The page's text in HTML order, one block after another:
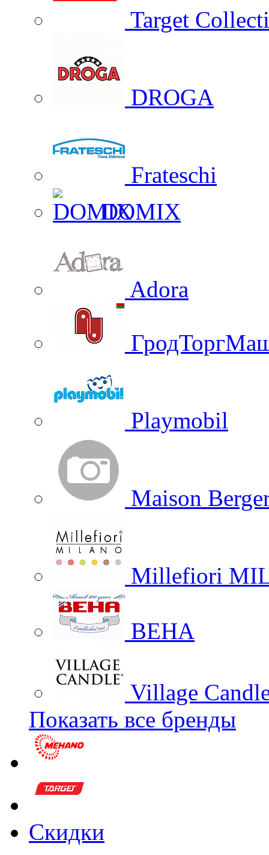
Target
DROGA
Frateschi
DOMIX
Adora
Playmobil
Maison
Millefiori
BEHA
Village
Показать все бренды
Скидки